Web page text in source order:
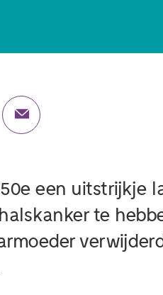
een uitstrijkje
te